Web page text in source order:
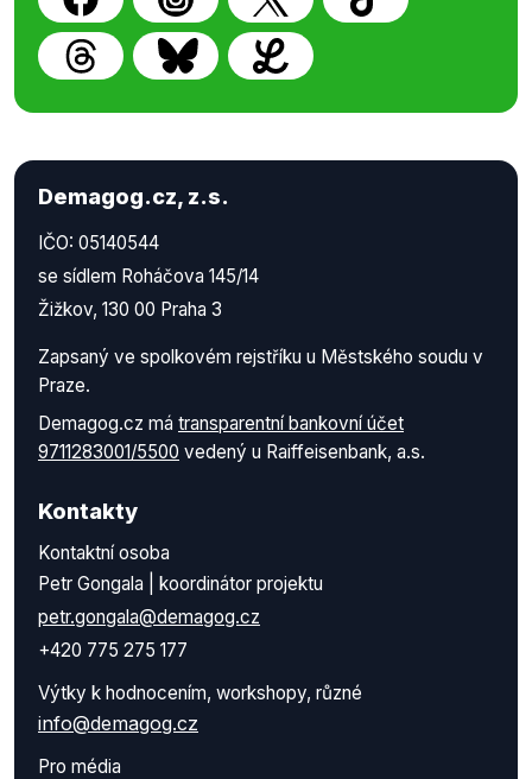
Demagog.cz, z.s.
IČO: 05140544
se sídlem Roháčova 145/14
Žižkov, 130 00 Praha 3
Zapsaný ve spolkovém rejstříku u Městského soudu v
Praze.
Demagog.cz má transparentní bankovní účet
9711283001/5500 vedený u Raiffeisenbank, a.s.
Kontakty
Kontaktní osoba
Petr Gongala | koordinátor projektu
petr.gongala@demagog.cz
+420 775 275 177
Výtky k hodnocením, workshopy, různé
info@demagog.cz
Pro média